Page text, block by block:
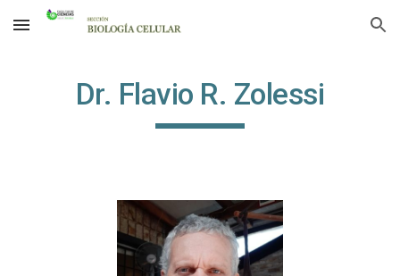
Skip to main content Skip to navigation
Dr. Flavio R. Zolessi